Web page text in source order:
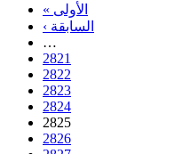
« الأولى
‹ السابقة
…
2821
2822
2823
2824
2825
2826